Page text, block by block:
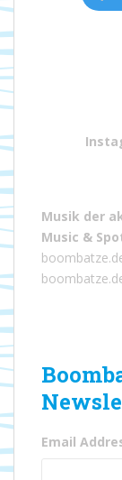
Musik der
Music &
Email